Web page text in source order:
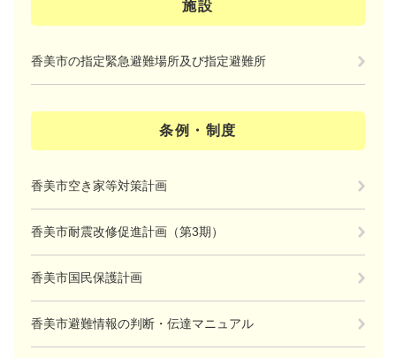
施設
香美市の指定緊急避難場所及び指定避難所
条例・制度
香美市空き家等対策計画
香美市耐震改修促進計画（第3期）
香美市国民保護計画
香美市避難情報の判断・伝達マニュアル